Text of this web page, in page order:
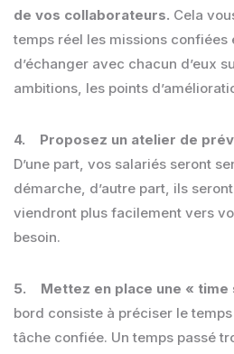
de vos collaborateurs. Cela
temps réel les missions confiées
d’échanger avec chacun d’eux
ambitions, les points
4. Proposez un atelier de
D’une part, vos salariés seront
démarche, d’autre part, ils
viendront plus facilement vers
besoin.
5. Mettez en place une « time
bord consiste à préciser le
tâche confiée. Un temps passé